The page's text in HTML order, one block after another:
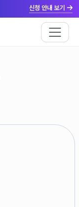
신청 안내 보기